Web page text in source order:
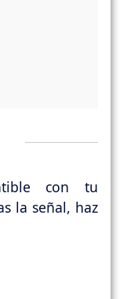
con tu
la señal, haz